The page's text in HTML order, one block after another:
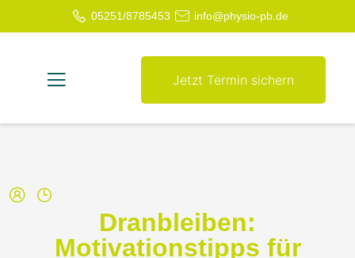
05251/8785453 info@physio-pb.de
Jetzt Termin sichern
Dranbleiben:
Motivationstipps für